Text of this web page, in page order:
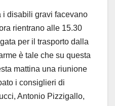
i disabili gravi facevano
rientrano alle 15.30
per il trasporto dalla
è tale che su questa
mattina una riunione
i consiglieri di
Antonio Pizzigallo,